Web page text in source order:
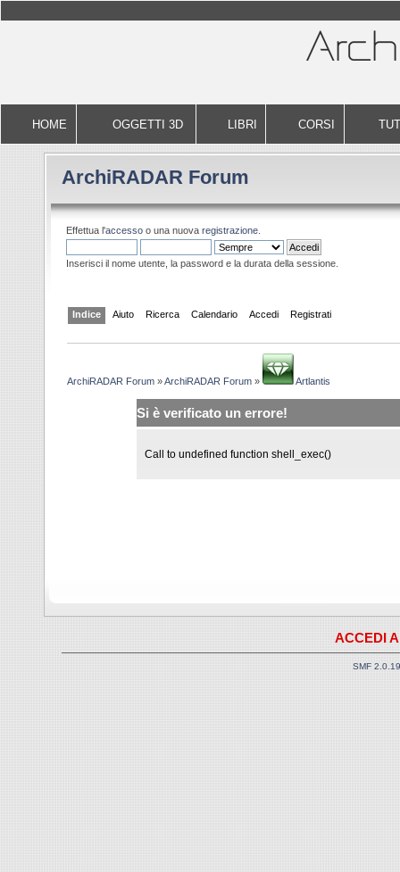
HOME OGGETTI 3D LIBRI CORSI
ArchiRADAR Forum
Effettua l'accesso o una nuova registrazione.
Inserisci il nome utente, la password e la durata della sessione.
Indice Aiuto Ricerca Calendario Accedi Registrati
ArchiRADAR Forum »ArchiRADAR Forum » Artlantis
Si è verificato un errore!
Call to undefined function shell_exec()
ACCEDI
SMF 2.0.19